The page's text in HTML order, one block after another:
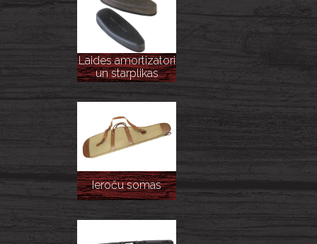
Laides amortizatori
un starplikas
Ieroču somas